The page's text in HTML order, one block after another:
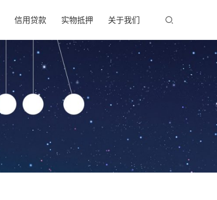
信用贷款 实物抵押 关于我们